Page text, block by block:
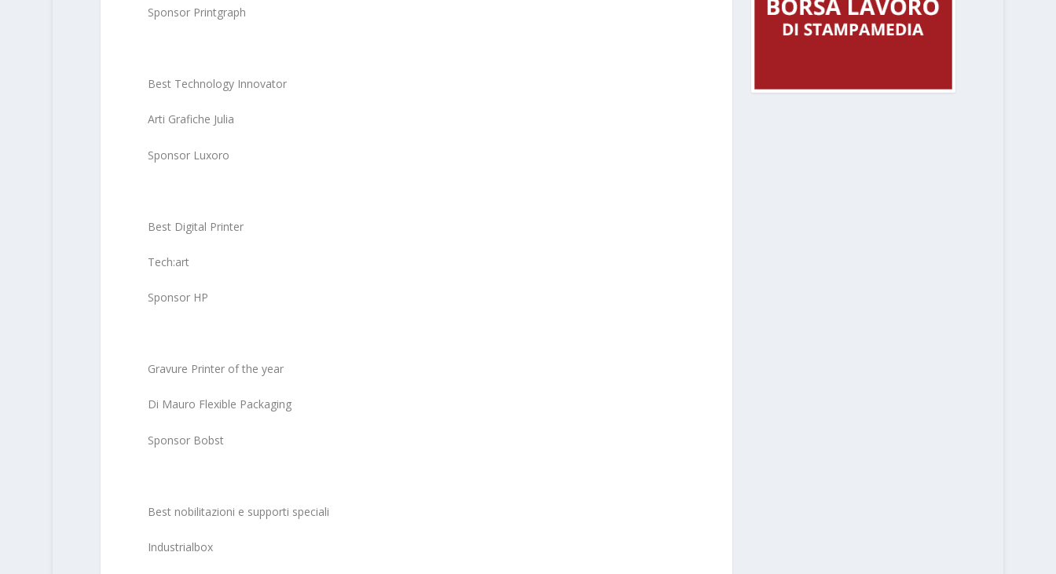
Sponsor Printgraph
Best Technology Innovator
Arti Grafiche Julia
Sponsor Luxoro
Best Digital Printer
Tech:art
Sponsor HP
Gravure Printer of the year
Di Mauro Flexible Packaging
Sponsor Bobst
Best nobilitazioni e supporti speciali
Industrialbox